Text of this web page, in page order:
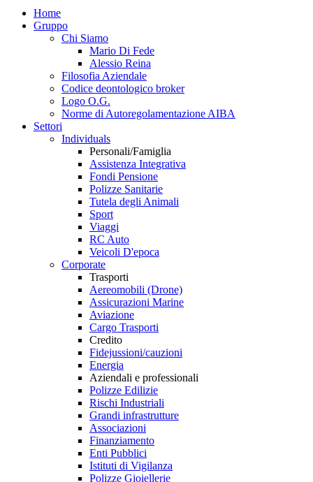
Home
Gruppo
Chi Siamo
Mario Di Fede
Alessio Reina
Filosofia Aziendale
Codice deontologico broker
Logo O.G.
Norme di Autoregolamentazione AIBA
Settori
Individuals
Personali/Famiglia
Assistenza Integrativa
Fondi Pensione
Polizze Sanitarie
Tutela degli Animali
Sport
Viaggi
RC Auto
Veicoli D'epoca
Corporate
Trasporti
Aereomobili (Drone)
Assicurazioni Marine
Aviazione
Cargo Trasporti
Credito
Fidejussioni/cauzioni
Energia
Aziendali e professionali
Polizze Edilizie
Rischi Industriali
Grandi infrastrutture
Associazioni
Finanziamento
Enti Pubblici
Istituti di Vigilanza
Polizze Gioiellerie